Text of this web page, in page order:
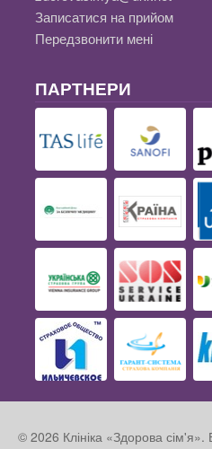
Записатися на прийом
Передзвонити мені
ПАРТНЕРИ
© 2026 Клініка «Здорова сім'я».